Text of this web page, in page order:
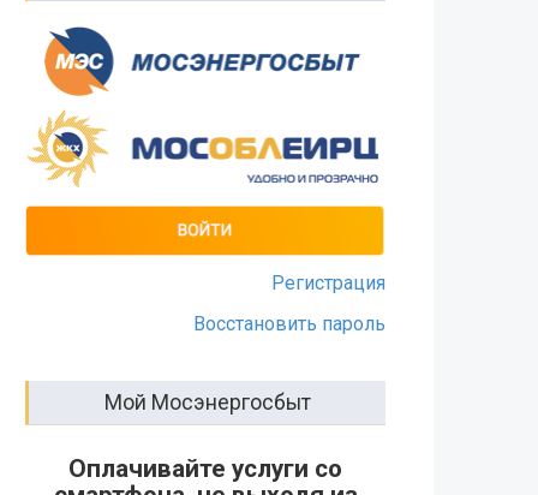
Регистрация
Восстановить пароль
Мой Мосэнергосбыт
Оплачивайте услуги со